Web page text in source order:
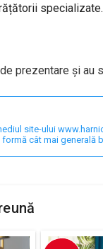
prezentare și au
site-ului
cât mai generală